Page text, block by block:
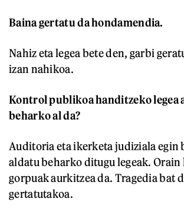
Baina gertatu da hondamendia.
Nahiz eta legea bete den, garbi
izan nahikoa.
Kontrol publikoa handitzeko legea
beharko al da?
Auditoria eta ikerketa judiziala egin
aldatu beharko ditugu legeak.
gorpuak aurkitzea da. Tragedia bat
gertatutakoa.